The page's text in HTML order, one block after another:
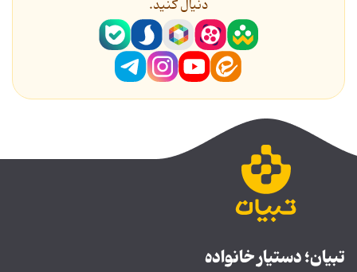
دنیال کنید.
تبیان؛ دستیار خانواده